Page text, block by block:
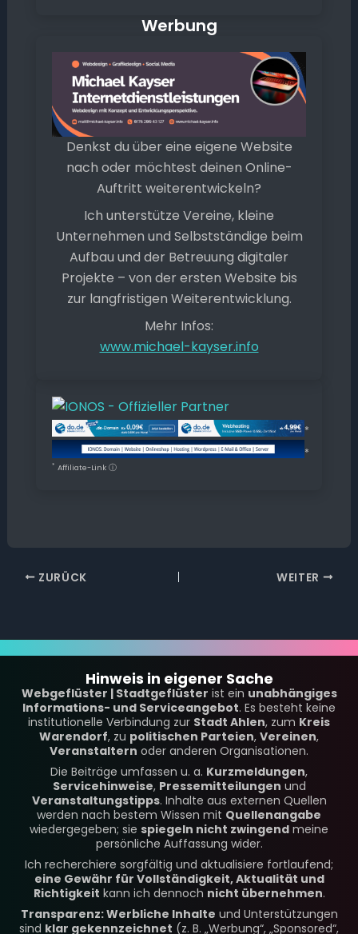
Werbung
Denkst du über eine eigene Website
nach oder möchtest deinen Online-
Auftritt weiterentwickeln?
Ich unterstütze Vereine, kleine
Unternehmen und Selbstständige beim
Aufbau und der Betreuung digitaler
Projekte – von der ersten Website bis
zur langfristigen Weiterentwicklung.
Mehr Infos:
www.michael-kayser.info
*
*
* Affiliate-Link ⓘ
ZURÜCK WEITER
Hinweis in eigener Sache
Webgeflüster | Stadtgeflüster ist ein unabhängiges
Informations- und Serviceangebot. Es besteht keine
institutionelle Verbindung zur Stadt Ahlen, zum Kreis
Warendorf, zu politischen Parteien, Vereinen,
Veranstaltern oder anderen Organisationen.
Die Beiträge umfassen u. a. Kurzmeldungen,
Servicehinweise, Pressemitteilungen und
Veranstaltungstipps. Inhalte aus externen Quellen
werden nach bestem Wissen mit Quellenangabe
wiedergegeben; sie spiegeln nicht zwingend meine
persönliche Auffassung wider.
Ich recherchiere sorgfältig und aktualisiere fortlaufend;
eine Gewähr für Vollständigkeit, Aktualität und
Richtigkeit kann ich dennoch nicht übernehmen.
Transparenz: Werbliche Inhalte und Unterstützungen
sind klar gekennzeichnet (z. B. „Werbung“, „Sponsored“,